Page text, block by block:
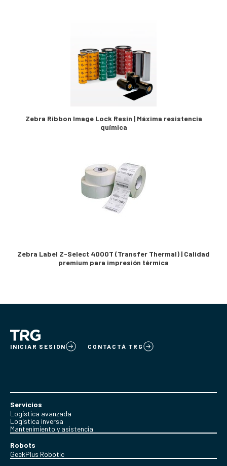
Zebra Ribbon Image Lock Resin | Máxima resistencia
química
Zebra Label Z-Select 4000T (Transfer Thermal) | Calidad
premium para impresión térmica
INICIAR SESION CONTACTÁ TRG
Servicios
Logística avanzada
Logística inversa
Mantenimiento y asistencia
Robots
GeekPlus Robotic